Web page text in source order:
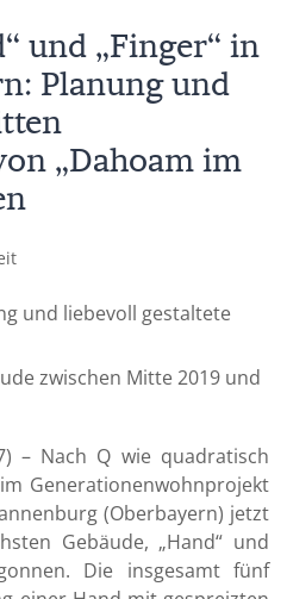
und „Finger“ in
Planung und
„Dahoam im
und liebevoll gestaltete
zwischen Mitte 2019 und
– Nach Q wie quadratisch
Generationenwohnprojekt
(Oberbayern) jetzt
Gebäude, „Hand“ und
Die insgesamt fünf